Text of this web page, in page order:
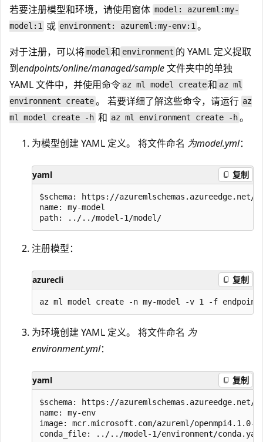
若要注册模型和环境，请使用窗体 model: azureml:my-
model:1 或 environment: azureml:my-env:1。
对于注册，可以将model 和 environment 的 YAML 定义提取
到endpoints/online/managed/sample文件夹中的单独
YAML 文件中，并使用命令 az ml model create和 az ml
environment create。 若要详细了解这些命令，请运行 az
ml model create -h 和 az ml environment create -h。
为模型创建 YAML 定义。 将文件命名 为model.yml：
yaml 复制
$schema: https://azuremlschemas.azureedge.net/
name: my-model
注册模型：
azurecli 复制
为环境创建 YAML 定义。 将文件命名 为
environment.yml：
yaml 复制
$schema: https://azuremlschemas.azureedge.net/
name: my-env
image: mcr.microsoft.com/azureml/openmpi4.1.0-